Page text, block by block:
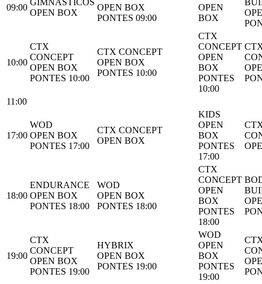
09:00
GIMNÁSTICOS
OPEN BOX
OPEN BOX
PONTES 09:00
OPEN
BOX
10:00
CTX
CONCEPT
OPEN BOX
PONTES 10:00
CTX CONCEPT
OPEN BOX
PONTES 10:00
CTX
CONCEPT
OPEN
BOX
PONTES
10:00
11:00
17:00
WOD
OPEN BOX
PONTES 17:00
CTX CONCEPT
OPEN BOX
KIDS
OPEN
BOX
PONTES
17:00
18:00
ENDURANCE
OPEN BOX
PONTES 18:00
WOD
OPEN BOX
PONTES 18:00
CTX
CONCEPT
OPEN
BOX
PONTES
18:00
19:00
CTX
CONCEPT
OPEN BOX
PONTES 19:00
HYBRIX
OPEN BOX
PONTES 19:00
WOD
OPEN
BOX
PONTES
19:00